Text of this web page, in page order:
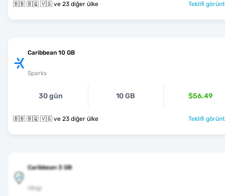
🇧🇧 🇧🇶 🇻🇬 ve 23 diğer ülke Teklifi
Caribbean 10 GB
Sparks
30 gün 10 GB $56.49
🇧🇧 🇧🇶 🇻🇬 ve 23 diğer ülke Teklifi
Caribbean 3 GB
Ubigi